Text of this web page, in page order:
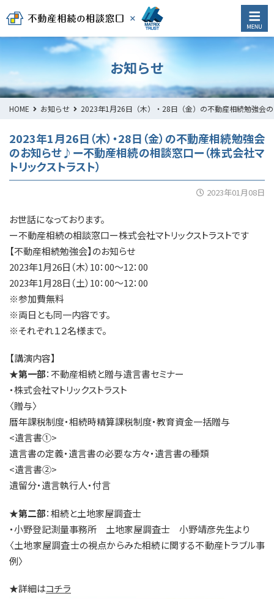
お知らせ
HOME お知らせ 2023年1月26日（木）・28日（金）の不動産相続勉強会
2023年1月26日（木）・28日（金）の不動産相続勉強会
のお知らせ♪ー不動産相続の相談窓口ー（株式会社マ
トリックストラスト）
2023年01月08日
お世話になっております。
ー不動産相続の相談窓口ー株式会社マトリックストラストです
【不動産相続勉強会】のお知らせ
2023年1月26日（木）10：00～12：00
2023年1月28日（土）10：00～12：00
※参加費無料
※両日とも同一内容です。
※それぞれ１２名様まで。
【講演内容】
★第一部：不動産相続と贈与遺言書セミナー
・株式会社マトリックストラスト
〈贈与〉
暦年課税制度・相続時精算課税制度・教育資金一括贈与
<遺言書①>
遺言書の定義・遺言書の必要な方々・遺言書の種類
<遺言書②>
遺留分・遺言執行人・付言
★第二部：相続と土地家屋調査士
・小野登記測量事務所 土地家屋調査士 小野靖彦先生より
〈土地家屋調査士の視点からみた相続に関する不動産トラブル事
例〉
★詳細はコチラ